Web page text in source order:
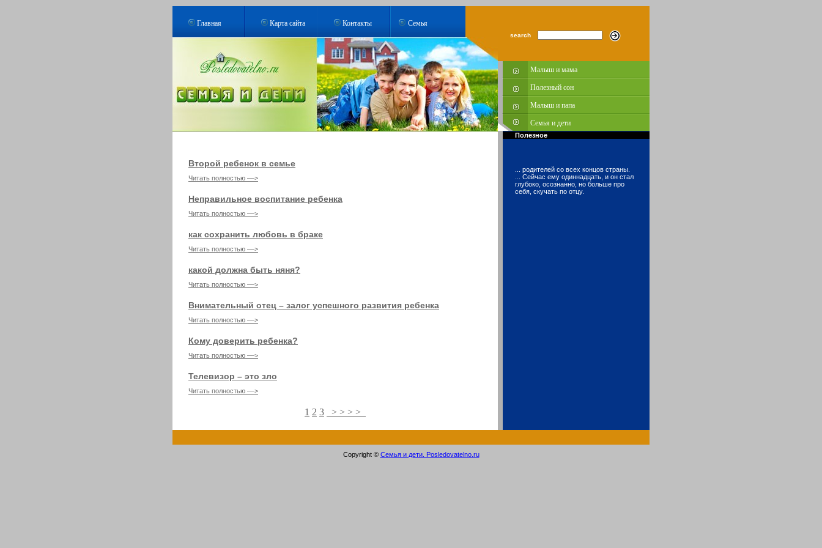
Главная Карта сайта Контакты Семья
search
Малыш и мама
Полезный сон
Малыш и папа
Семья и дети
Второй ребенок в семье
Читать полностью ––>
Неправильное воспитание ребенка
Читать полностью ––>
как сохранить любовь в браке
Читать полностью ––>
какой должна быть няня?
Читать полностью ––>
Внимательный отец – залог успешного развития ребенка
Читать полностью ––>
Кому доверить ребенка?
Читать полностью ––>
Телевизор – это зло
Читать полностью ––>
1 2 3 > > > >
Полезное
... родителей со всех концов страны.
... Сейчас ему одиннадцать, и он стал
глубоко, осознанно, но больше про
себя, скучать по отцу.
Copyright © Семья и дети. Posledovatelno.ru